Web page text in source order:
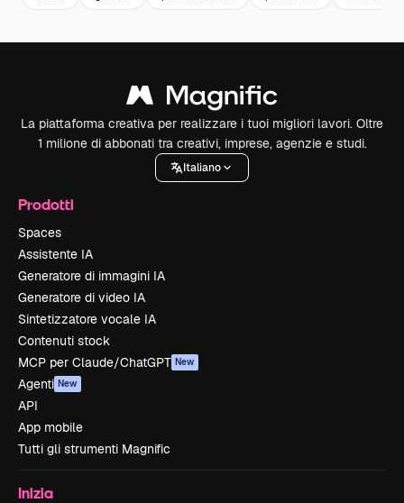
La piattaforma creativa per realizzare i tuoi migliori lavori. Oltre
1 milione di abbonati tra creativi, imprese, agenzie e studi.
Italiano
Prodotti
Spaces
Assistente IA
Generatore di immagini IA
Generatore di video IA
Sintetizzatore vocale IA
Contenuti stock
MCP per Claude/ChatGPT New
Agenti New
API
App mobile
Tutti gli strumenti Magnific
Inizia